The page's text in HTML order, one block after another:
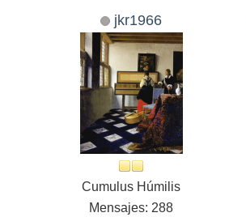
jkr1966
Cumulus Húmilis
Mensajes: 288